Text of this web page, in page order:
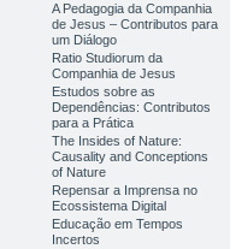
A Pedagogia da Companhia
de Jesus – Contributos para
um Diálogo
Ratio Studiorum da
Companhia de Jesus
Estudos sobre as
Dependências: Contributos
para a Prática
The Insides of Nature:
Causality and Conceptions
of Nature
Repensar a Imprensa no
Ecossistema Digital
Educação em Tempos
Incertos